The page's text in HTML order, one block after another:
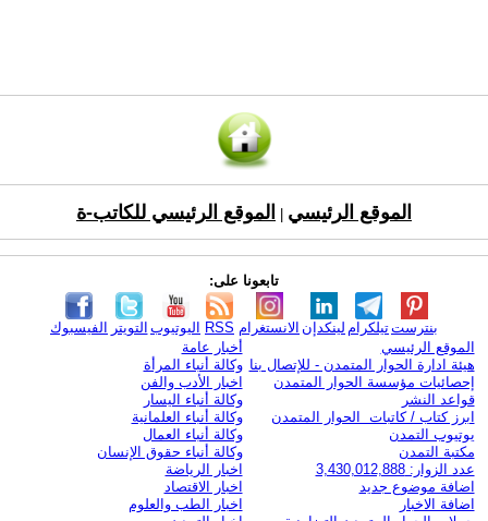
الموقع الرئيسي الموقع الرئيسي للكاتب-ة
تابعونا على:
الفيسبوك التويتر اليوتيوب RSS الانستغرام لينكدإن تيلكرامبنترست
الموقع الرئيسي
هيئة ادارة الحوار المتمدن - للإتصال بنا
إحصائيات مؤسسة الحوار المتمدن
قواعد النشر
ابرز كتاب / كاتبات الحوار المتمدن
يوتيوب التمدن
مكتبة التمدن
عدد الزوار: 3,430,012,888
اضافة موضوع جديد
اضافة الاخبار
أخبار عامة
وكالة أنباء المرأة
اخبار الأدب والفن
وكالة أنباء اليسار
وكالة أنباء العلمانية
وكالة أنباء العمال
وكالة أنباء حقوق الإنسان
اخبار الرياضة
اخبار الاقتصاد
اخبار الطب والعلوم